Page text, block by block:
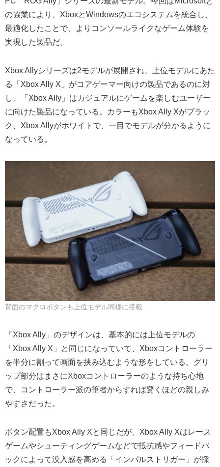
の協業により、XboxとWindowsのエコシステムを統合し、
最適化したことで、よりコンソールライクなゲーム体験を
実現した製品だ。
Xbox Allyシリーズは2モデルが展開され、上位モデルにあた
る「Xbox Ally X」がコアゲーマー向けの製品であるのに対
し、「Xbox Ally」はカジュアルにゲームを楽しむユーザー
に向けた製品になっている。カラーもXbox Ally Xがブラッ
ク、Xbox Allyがホワイトで、一目でモデルが分かるように
なっている。
背面のマクロボタンも上位モデル同様に搭載
「Xbox Ally」のデザインは、基本的には上位モデルの
「Xbox Ally X」と同じになっていて、Xboxコントローラー
を半分に割って画面を挟み込むような形をしている。グリ
ップ部分はまさにXboxコントローラーのような持ち心地
で、コントローラー派の筆者からすれば驚くほどの親しみ
やすさだった。
ボタン配置もXbox Ally Xと同じだが、Xbox Ally Xはレース
ゲームやシューティングゲームなどで抵抗感やフィードバ
ックによって没入感を高める「インパルストリガー」が採